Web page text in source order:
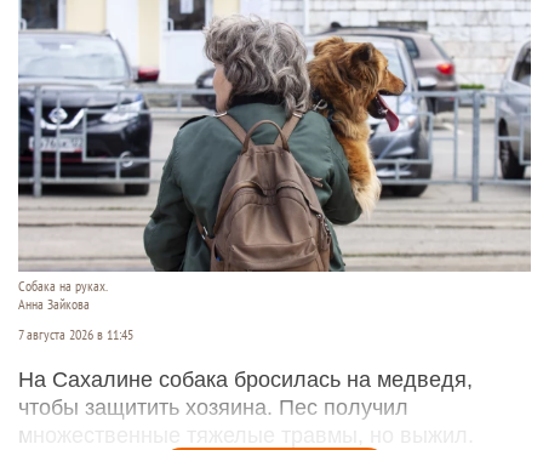
Собака на руках.
Анна Зайкова
7 августа 2026 в 11:45
На Сахалине собака бросилась на медведя,
чтобы защитить хозяина. Пес получил
множественные тяжелые травмы, но выжил.